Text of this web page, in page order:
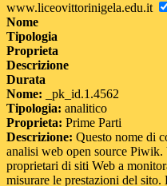
www.liceovittorinigela.edu.it
Nome
Tipologia
Proprieta
Descrizione
Durata
Nome: _pk_id.1.4562
Tipologia: analitico
Proprieta: Prime Parti
Descrizione: Questo nome di
analisi web open source
proprietari di siti Web a
misurare le prestazioni del